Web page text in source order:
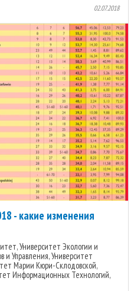
02.07.2018
- какие изменения
Университет Экологии и
и Управления, Университет
Марии Кюри-Склодовской,
Информационных Технологий,